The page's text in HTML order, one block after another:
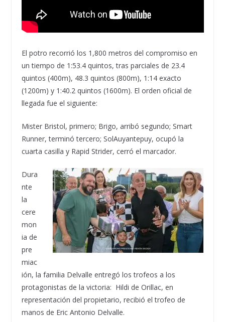
El potro recorrió los 1,800 metros del compromiso en
un tiempo de 1:53.4 quintos, tras parciales de 23.4
quintos (400m), 48.3 quintos (800m), 1:14exacto
(1200m) y 1:40.2quintos (1600m). El orden oficial de
llegada fue el siguiente:
MisterBristol, primero; Brigo, arribó segundo; Smart
Runner, terminótercero; SolAuyantepuy, ocupó la
cuarta casilla y Rapid Strider, cerró el marcador.
Dura
nte
la
cere
mon
ia de
pre
miac
ión, la familia Delvalle entregó los trofeos a los
protagonistas de la victoria: Hildi de Orillac, en
representación del propietario, recibió el trofeo de
manos de Eric Antonio Delvalle.